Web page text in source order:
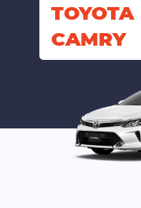
TOYOTA
CAMRY